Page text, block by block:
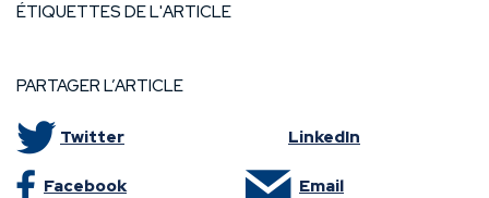
ÉTIQUETTES DE L'ARTICLE
PARTAGER L’ARTICLE
Twitter LinkedIn
Facebook Email